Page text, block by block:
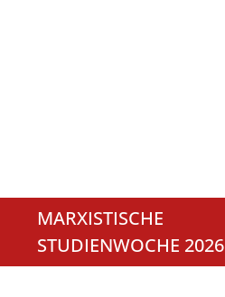
MARXISTISCHE
STUDIENWOCHE 2026